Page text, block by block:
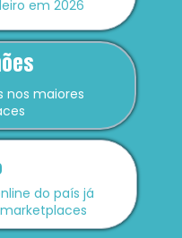
em 2026
do país já
nos maiores